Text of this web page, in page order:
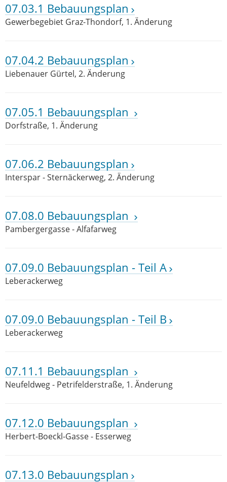
07.03.1 Bebauungsplan
Gewerbegebiet Graz-Thondorf, 1. Änderung
07.04.2 Bebauungsplan
Liebenauer Gürtel, 2. Änderung
07.05.1 Bebauungsplan
Dorfstraße, 1. Änderung
07.06.2 Bebauungsplan
Interspar - Sternäckerweg, 2. Änderung
07.08.0 Bebauungsplan
Pambergergasse - Alfafarweg
07.09.0 Bebauungsplan - Teil A
Leberackerweg
07.09.0 Bebauungsplan - Teil B
Leberackerweg
07.11.1 Bebauungsplan
Neufeldweg - Petrifelderstraße, 1. Änderung
07.12.0 Bebauungsplan
Herbert-Boeckl-Gasse - Esserweg
07.13.0 Bebauungsplan